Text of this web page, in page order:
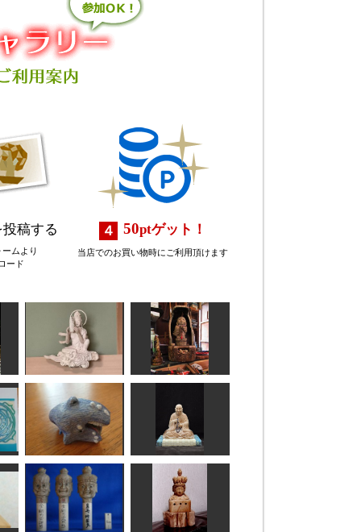
稿する
ムより
ード
50ptゲット！
当店でのお買い物時にご利用頂けます
雲中供養菩薩像南
21号
みっちゃん
ほこら地蔵
sigesama
セミクジラ
ハチ
重源上人坐像
正念